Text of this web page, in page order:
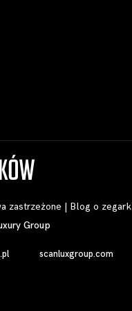
zastrzeżone | Blog o
Group
scanluxgroup.com